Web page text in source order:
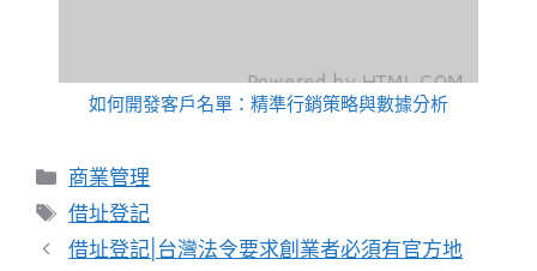
如何開發客戶名單：精準行銷策略與數據分析
分
類
商業管理
標
籤
借址登記
借址登記|台灣法令要求創業者必須有官方地